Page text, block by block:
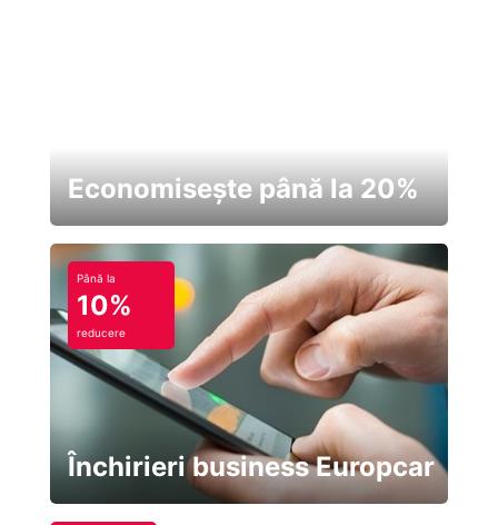
Economisește până la 20%
Până la
10%
reducere
Închirieri business Europcar